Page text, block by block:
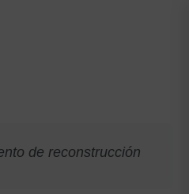
de reconstrucción